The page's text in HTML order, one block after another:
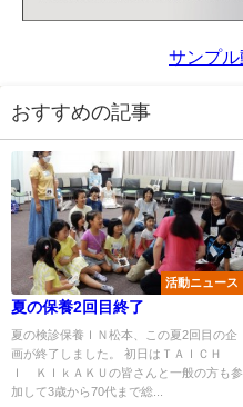
サンプル
おすすめの記事
活動ニュース
夏の保養2回目終了
夏の検診保養ＩＮ松本、この夏2回目の企
画が終了しました。 初日はＴＡＩＣＨ
Ｉ ＫＩｋＡＫＵの皆さんと一般の方も参
加して3歳から70代まで総...